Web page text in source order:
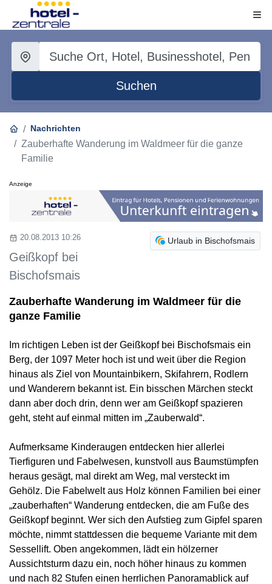
Suchen
Nachrichten
Zauberhafte Wanderung im Waldmeer für die ganze
Familie
Anzeige
Urlaub in Bischofsmais
20.08.2013 10:26
Geißkopf bei
Bischofsmais
Zauberhafte Wanderung im Waldmeer für die
ganze Familie
Im richtigen Leben ist der Geißkopf bei Bischofsmais ein
Berg, der 1097 Meter hoch ist und weit über die Region
hinaus als Ziel von Mountainbikern, Skifahrern, Rodlern
und Wanderern bekannt ist. Ein bisschen Märchen steckt
dann aber doch drin, denn wer am Geißkopf spazieren
geht, steht auf einmal mitten im „Zauberwald“.
Aufmerksame Kinderaugen entdecken hier allerlei
Tierfiguren und Fabelwesen, kunstvoll aus Baumstümpfen
heraus gesägt, mal direkt am Weg, mal versteckt im
Gehölz. Die Fabelwelt aus Holz können Familien bei einer
„zauberhaften“ Wanderung entdecken, die am Fuße des
Geißkopf beginnt. Wer sich den Aufstieg zum Gipfel sparen
möchte, nimmt stattdessen die bequeme Variante mit dem
Sessellift. Oben angekommen, lädt ein hölzerner
Aussichtsturm dazu ein, noch höher hinaus zu kommen
und nach 82 Stufen einen herrlichen Panoramablick auf